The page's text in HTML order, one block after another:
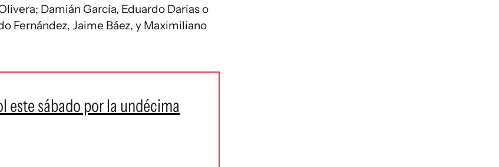
Damián García, Eduardo Darias o
Fernández, Jaime Báez, y Maximiliano
este sábado por la undécima